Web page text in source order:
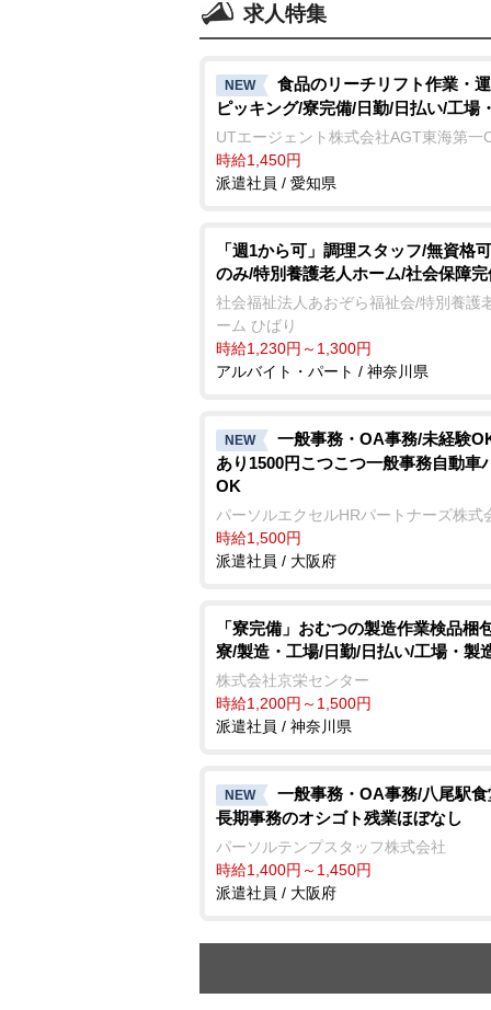
求人特集
NEW
食品のリーチリフト作業・
ピッキング/寮完備/日勤/日払い/工場
UTエージェント株式会社AGT東海第一
時給1,450円
派遣社員 / 愛知県
「週1から可」調理スタッフ/無資格
のみ/特別養護老人ホーム/社会保障完
社会福祉法人あおぞら福祉会/特別養護
ーム ひばり
時給1,230円～1,300円
アルバイト・パート / 神奈川県
NEW
一般事務・OA事務/未経験
あり1500円こつこつ一般事務自動車
OK
パーソルエクセルHRパートナーズ株式
時給1,500円
派遣社員 / 大阪府
「寮完備」おむつの製造作業検品梱
寮/製造・工場/日勤/日払い/工場・製
株式会社京栄センター
時給1,200円～1,500円
派遣社員 / 神奈川県
NEW
一般事務・OA事務/八尾駅
長期事務のオシゴト残業ほぼなし
パーソルテンプスタッフ株式会社
時給1,400円～1,450円
派遣社員 / 大阪府